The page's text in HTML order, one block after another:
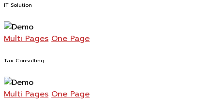
IT Solution
Multi Pages One Page
Tax Consulting
Multi Pages One Page